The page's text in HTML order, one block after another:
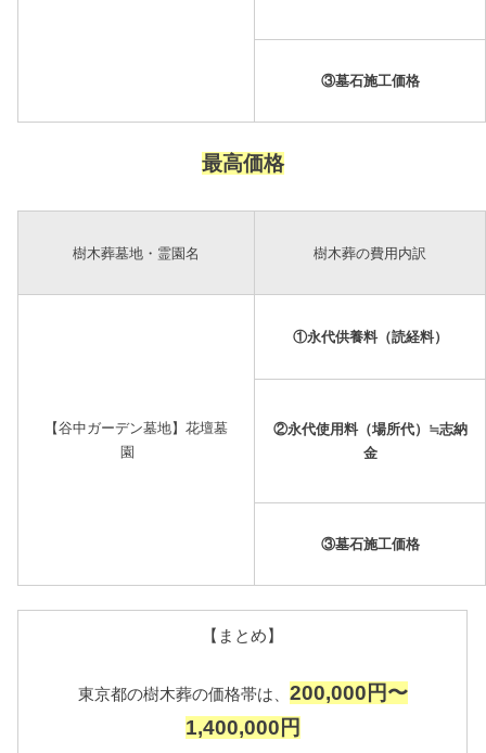
③墓石施工価格
最高価格
樹木葬墓地・霊園名 樹木葬の費用内訳
【谷中ガーデン墓地】花壇墓
園
①永代供養料（読経料）
②永代使用料（場所代）≒志納
金
③墓石施工価格
【まとめ】
東京都の樹木葬の価格帯は、 200,000円〜
1,400,000円